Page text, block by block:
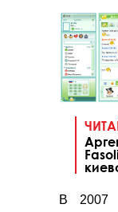
В 2007